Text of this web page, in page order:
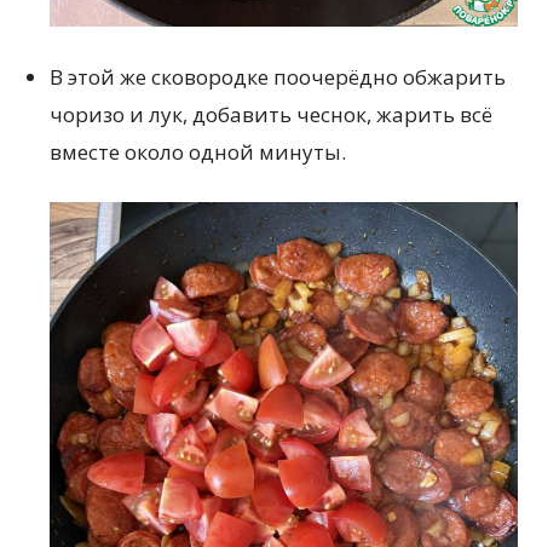
В этой же сковородке поочерёдно обжарить
чоризо и лук, добавить чеснок, жарить всё
вместе около одной минуты.